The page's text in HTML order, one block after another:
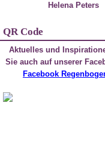
Helena Peters
QR Code
Aktuelles und
Sie auch auf unserer
Facebook